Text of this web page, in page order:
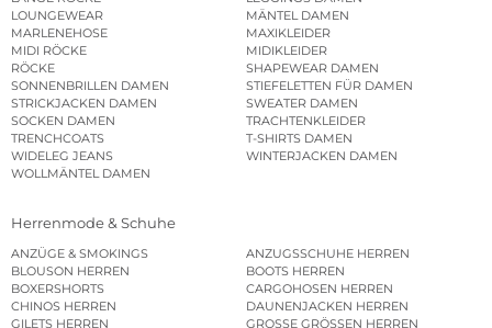
LOUNGEWEAR
MÄNTEL DAMEN
MARLENEHOSE
MAXIKLEIDER
MIDI RÖCKE
MIDIKLEIDER
RÖCKE
SHAPEWEAR DAMEN
SONNENBRILLEN DAMEN
STIEFELETTEN FÜR DAMEN
STRICKJACKEN DAMEN
SWEATER DAMEN
SOCKEN DAMEN
TRACHTENKLEIDER
TRENCHCOATS
T-SHIRTS DAMEN
WIDELEG JEANS
WINTERJACKEN DAMEN
WOLLMÄNTEL DAMEN
Herrenmode & Schuhe
ANZÜGE & SMOKINGS
ANZUGSSCHUHE HERREN
BLOUSON HERREN
BOOTS HERREN
BOXERSHORTS
CARGOHOSEN HERREN
CHINOS HERREN
DAUNENJACKEN HERREN
GILETS HERREN
GROSSE GRÖSSEN HERREN